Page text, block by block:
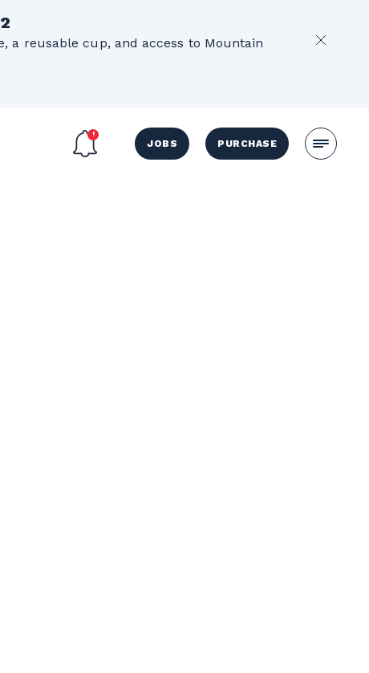
a reusable cup, and access to Mountain
JOBS PURCHASE